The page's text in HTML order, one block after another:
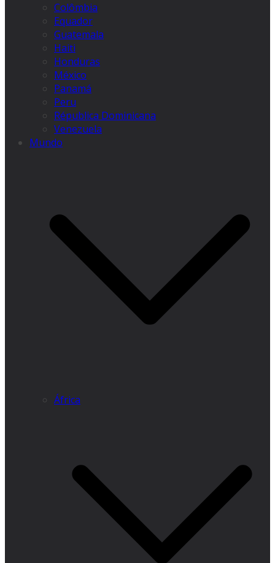
Colômbia
Equador
Guatemala
Haiti
Honduras
México
Panamá
Peru
Républica Dominicana
Venezuela
Mundo
África